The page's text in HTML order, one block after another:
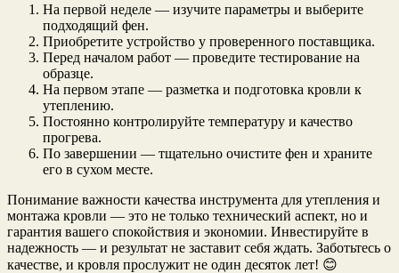
На первой неделе — изучите параметры и выберите
подходящий фен.
Приобретите устройство у проверенного поставщика.
Перед началом работ — проведите тестирование на
образце.
На первом этапе — разметка и подготовка кровли к
утеплению.
Постоянно контролируйте температуру и качество
прогрева.
По завершении — тщательно очистите фен и храните
его в сухом месте.
Понимание важности качества инструмента для утепления и
монтажа кровли — это не только технический аспект, но и
гарантия вашего спокойствия и экономии. Инвестируйте в
надежность — и результат не заставит себя ждать. Заботьтесь о
качестве, и кровля прослужит не один десяток лет! 😊